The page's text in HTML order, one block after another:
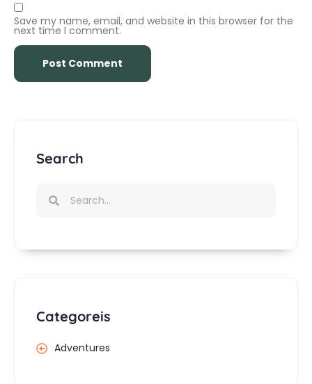
Save my name, email, and website in this browser for the
next time I comment.
Search
Categoreis
Adventures